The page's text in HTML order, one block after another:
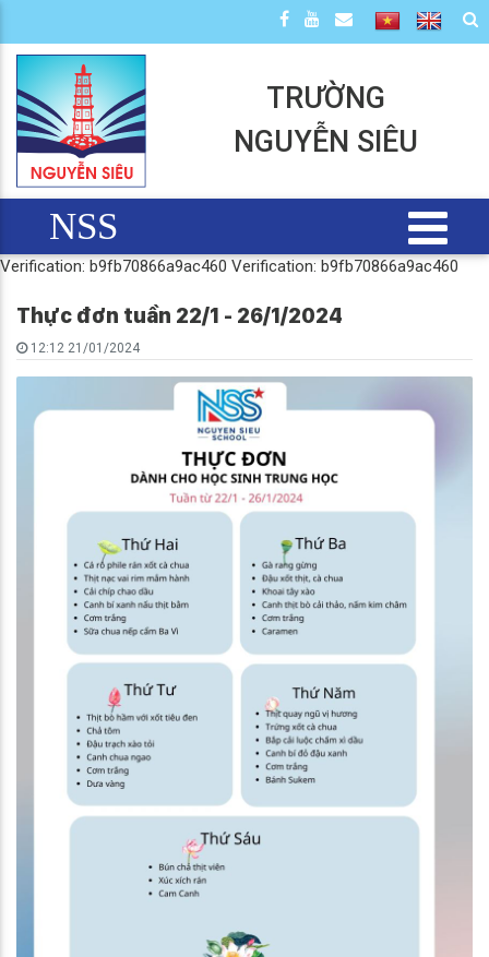
TRƯỜNG
NGUYỄN SIÊU
NSS
Verification: b9fb70866a9ac460 Verification: b9fb70866a9ac460
Thực đơn tuần 22/1 - 26/1/2024
12:12 21/01/2024